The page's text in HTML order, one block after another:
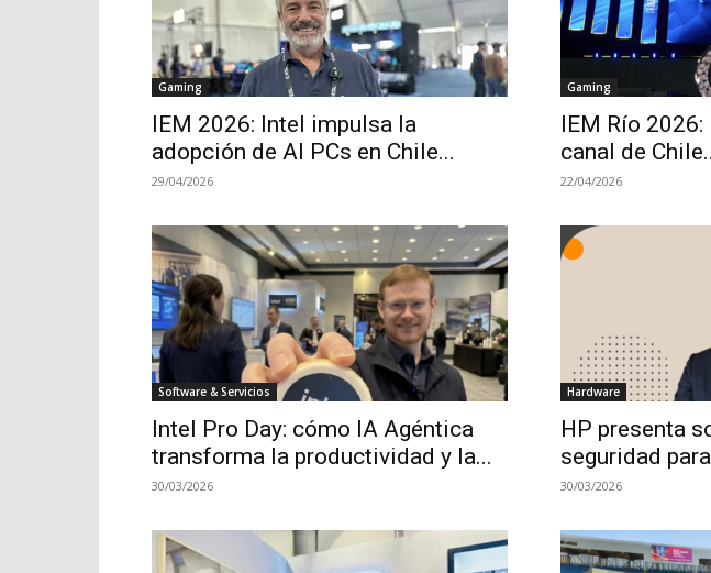
Gaming
IEM 2026: Intel impulsa la
adopción de AI PCs en Chile...
29/04/2026
Gaming
IEM Río
canal de
22/04/2026
Software & Servicios
Intel Pro Day: cómo IA Agéntica
transforma la productividad y la...
30/03/2026
Hardware
HP presenta
seguridad
30/03/2026